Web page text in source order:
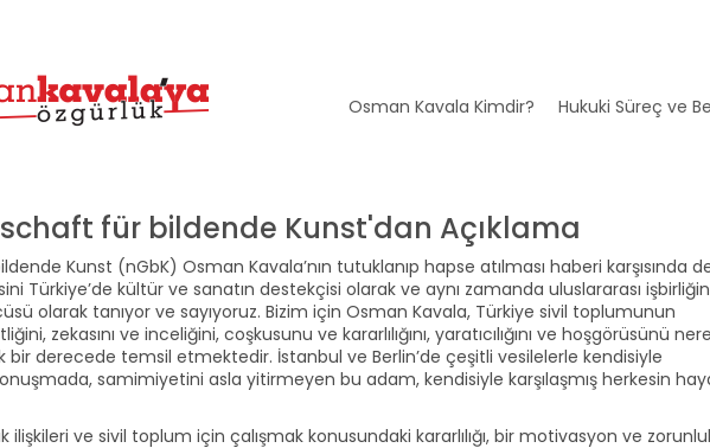
Osman Kavala Kimdir? Hukuki Süreç ve
für bildende Kunst'dan Açıklama
Kunst (nGbK) Osman Kavala’nın tutuklanıp hapse atılması haberi karşısında
Türkiye’de kültür ve sanatın destekçisi olarak ve aynı zamanda uluslararası
olarak tanıyor ve sayıyoruz. Bizim için Osman Kavala, Türkiye sivil toplumunun
zekasını ve inceliğini, coşkusunu ve kararlılığını, yaratıcılığını ve hoşgörüsünü
derecede temsil etmektedir. İstanbul ve Berlin’de çeşitli vesilelerle kendisiyle
samimiyetini asla yitirmeyen bu adam, kendisiyle karşılaşmış herkesin
ilişkileri ve sivil toplum için çalışmak konusundaki kararlılığı, bir motivasyon ve